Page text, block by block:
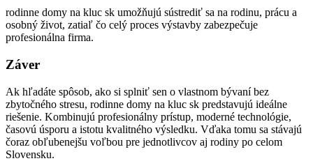
rodinne domy na kluc sk umožňujú sústrediť sa na rodinu, prácu a
osobný život, zatiaľ čo celý proces výstavby zabezpečuje
profesionálna firma.
Záver
Ak hľadáte spôsob, ako si splniť sen o vlastnom bývaní bez
zbytočného stresu, rodinne domy na kluc sk predstavujú ideálne
riešenie. Kombinujú profesionálny prístup, moderné technológie,
časovú úsporu a istotu kvalitného výsledku. Vďaka tomu sa stávajú
čoraz obľubenejšu voľbou pre jednotlivcov aj rodiny po celom
Slovensku.